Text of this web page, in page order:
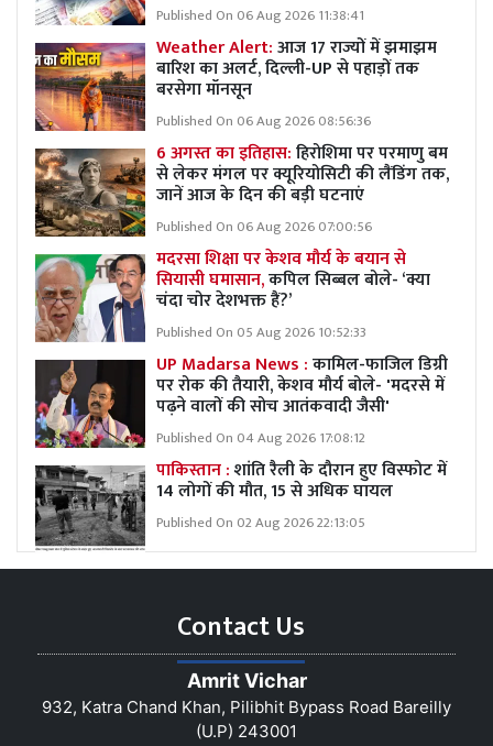
Published On 06 Aug 2026 11:38:41
Weather Alert:आज 17 राज्यों में झमाझम
बारिश का अलर्ट, दिल्ली-UP से पहाड़ों तक
बरसेगा मॉनसून
Published On 06 Aug 2026 08:56:36
6 अगस्त का इतिहास:हिरोशिमा पर परमाणु बम
से लेकर मंगल पर क्यूरियोसिटी की लैंडिंग तक,
जानें आज के दिन की बड़ी घटनाएं
Published On 06 Aug 2026 07:00:56
मदरसा शिक्षा पर केशव मौर्य के बयान से
सियासी घमासान,कपिल सिब्बल बोले- ‘क्या
चंदा चोर देशभक्त हैं?’
Published On 05 Aug 2026 10:52:33
UP Madarsa News :कामिल-फाजिल डिग्री
पर रोक की तैयारी, केशव मौर्य बोले- 'मदरसे में
पढ़ने वालों की सोच आतंकवादी जैसी'
Published On 04 Aug 2026 17:08:12
पाकिस्तान :शांति रैली के दौरान हुए विस्फोट में
14 लोगों की मौत, 15 से अधिक घायल
Published On 02 Aug 2026 22:13:05
Contact Us
Amrit Vichar
932, Katra Chand Khan, Pilibhit Bypass Road Bareilly
(U.P) 243001